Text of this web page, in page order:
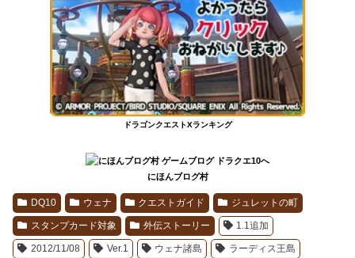
ドラゴンクエストXランキング
にほんブログ村
DQ10 ウェナ クエストガイド ジュレットの町
スタンプカード対象 外伝ストーリー 1.1追加
2012/11/08 Ver.1 ウェナ諸島 ラーディス王島